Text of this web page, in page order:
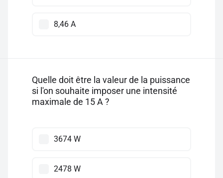
8,46 A
Quelle doit être la valeur de la puissance
si l'on souhaite imposer une intensité
maximale de 15 A ?
3674 W
2478 W